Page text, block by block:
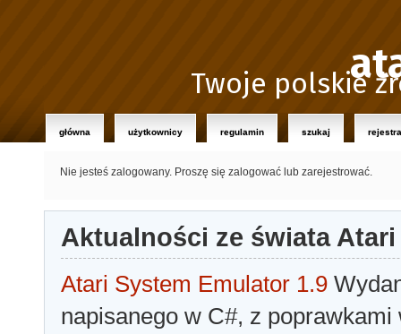
Twoje polskie
główna użytkownicy regulamin szukaj
Nie jesteś zalogowany. Proszę się zalogować lub zarejestrować.
Aktualności ze świata Atari
Atari System Emulator 1.9
napisanego w C#, z poprawkami